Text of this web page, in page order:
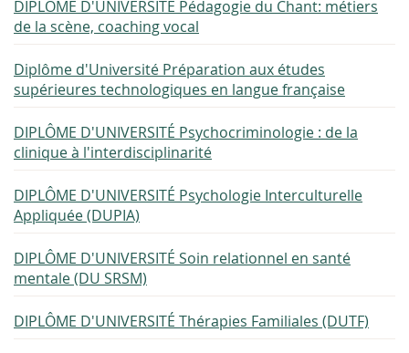
DIPLÔME D'UNIVERSITÉ Pédagogie du Chant: métiers
de la scène, coaching vocal
Diplôme d'Université Préparation aux études
supérieures technologiques en langue française
DIPLÔME D'UNIVERSITÉ Psychocriminologie : de la
clinique à l'interdisciplinarité
DIPLÔME D'UNIVERSITÉ Psychologie Interculturelle
Appliquée (DUPIA)
DIPLÔME D'UNIVERSITÉ Soin relationnel en santé
mentale (DU SRSM)
DIPLÔME D'UNIVERSITÉ Thérapies Familiales (DUTF)